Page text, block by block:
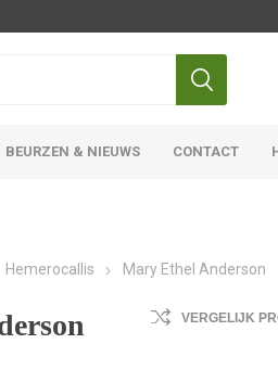
BEURZEN & NIEUWS CONTACT
Hemerocallis Mary Ethel Anderson
VERGELIJK